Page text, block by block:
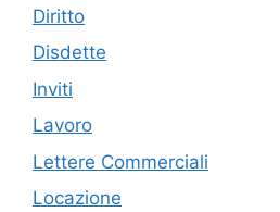
Diritto
Disdette
Inviti
Lavoro
Lettere Commerciali
Locazione